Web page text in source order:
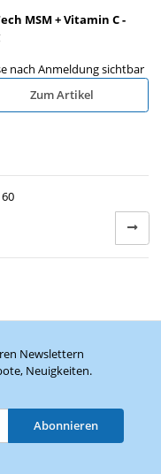
MSM + Vitamin C -
nach Anmeldung sichtbar
Zum Artikel
Newslettern
Neuigkeiten.
Abonnieren